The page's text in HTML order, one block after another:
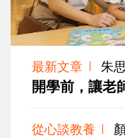
最新文章 朱
開學前，讓老
從心談教養